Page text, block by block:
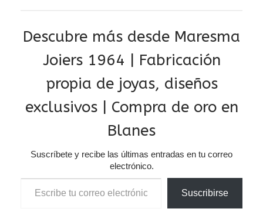
Descubre más desde Maresma
Joiers 1964 | Fabricación
propia de joyas, diseños
exclusivos | Compra de oro en
Blanes
Suscríbete y recibe las últimas entradas en tu correo
electrónico.
Escribe tu correo electrónico…
Suscribirse